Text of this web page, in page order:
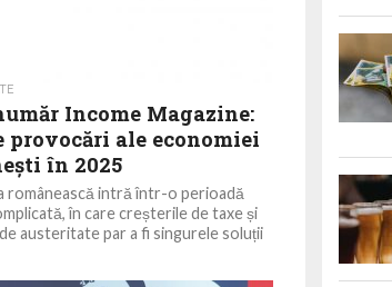
Income Magazine:
provocări ale economiei
în 2025
românească intră într-o perioadă
în care creșterile de taxe și
austeritate par a fi singurele soluții